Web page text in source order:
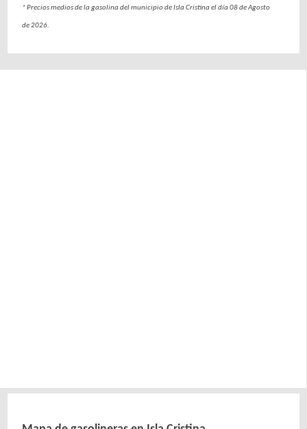
* Precios medios de la gasolina del municipio de Isla Cristina el día 08 de Agosto
de 2026.